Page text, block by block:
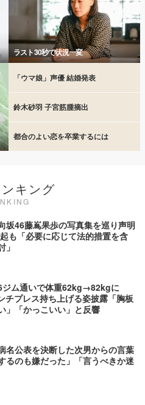
ラスト30秒で状況一変
「ウマ娘」声優 結婚発表
鈴木砂羽 子宮筋腫摘出
都合のよい恋を卒業するには
キング
坂46藤嶌果歩の写真集を巡り声明
も「必要に応じて法的措置を含
」
ジム通いで体重62kg→82kgに
チプレス持ち上げる姿披露「胸板
」「かっこいい」と反響
名公表を決断した次男からの言葉
るのも嫌だった」「言うべきか迷